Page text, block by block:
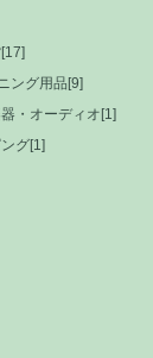
ング用品[9]
・オーディオ[1]
グ[1]